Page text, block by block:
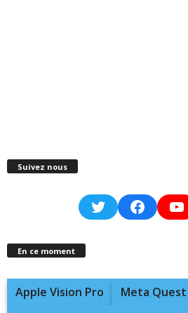
Suivez nous
Twitter
En ce moment
Apple Vision Pro
Meta Quest